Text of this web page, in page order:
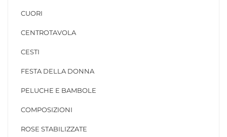
CUORI
CENTROTAVOLA
CESTI
FESTA DELLA DONNA
PELUCHE E BAMBOLE
COMPOSIZIONI
ROSE STABILIZZATE